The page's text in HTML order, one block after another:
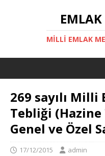
MILLI EMLAK
269 sayılı Milli
Tebliği (Hazine
Genel ve Özel
17/12/2015 admin